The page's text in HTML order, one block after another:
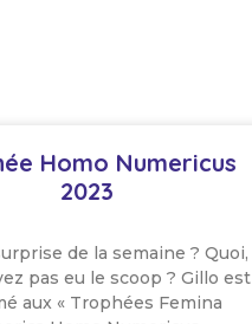
Homo Numericus
2023
de la semaine ? Quoi,
pas eu le scoop ? Gillo est
aux « Trophées Femina